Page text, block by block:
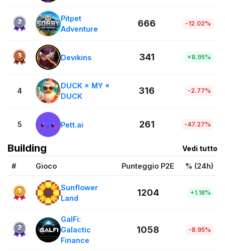
Pitpet
Adventure
666 -12.02%
Devikins 341 +8.95%
4
DUCK × MY ×
DUCK
316 -2.77%
5 Pett.ai 261 -47.27%
Building Vedi tutto
# Gioco Punteggio P2E % (24h)
Sunflower
Land
1204 +1.18%
GalFi:
Galactic
Finance
1058 -8.95%